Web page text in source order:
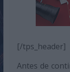
[/tps_header]
Antes de